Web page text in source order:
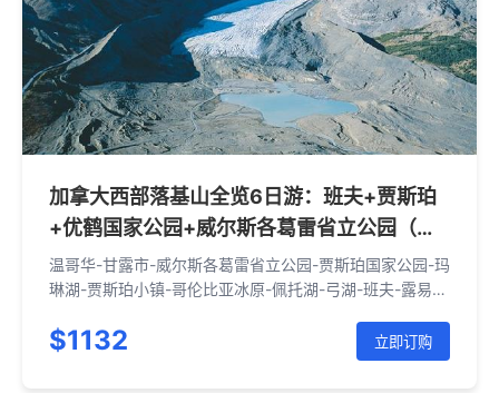
加拿大西部落基山全览6日游：班夫+贾斯珀
+优鹤国家公园+威尔斯各葛雷省立公园（温
哥华进 卡尔加里出|含接送机）
温哥华-甘露市-威尔斯各葛雷省立公园-贾斯珀国家公园-玛
琳湖-贾斯珀小镇-哥伦比亚冰原-佩托湖-弓湖-班夫-露易丝
布-恶魔石柱-卡尔加里
$1132 立即订购